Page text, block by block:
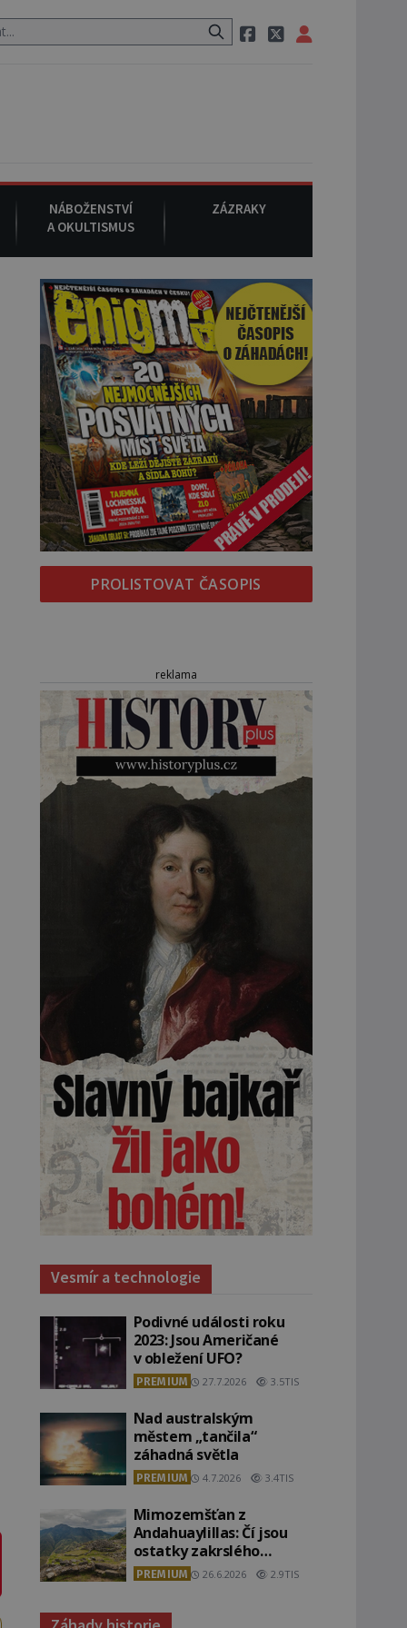
si na ulici zavolá taxi, nasedne do něj a už ho nikdy nikdo
NÁBOŽENSTVÍ
A OKULTISMUS
ZÁZRAKY
PROLISTOVAT ČASOPIS
reklama
Vesmír a technologie
Podivné události roku
2023: Jsou Američané
v obležení UFO?
PREMIUM 27.7.2026 3.5TIS
Nad australským
městem „tančila“
záhadná světla
PREMIUM 4.7.2026 3.4TIS
Mimozemšťan z
Andahuaylillas: Čí jsou
ostatky zakrslého
stvoření s ohromnou
lebkou?
PREMIUM 26.6.2026 2.9TIS